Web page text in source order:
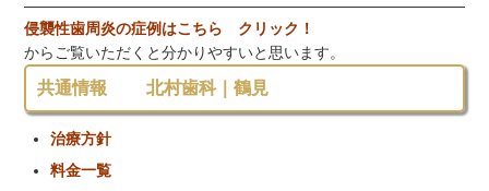
侵襲性歯周炎の症例はこちら クリック！
からご覧いただくと分かりやすいと思います。
共通情報 北村歯科｜鶴見
治療方針
料金一覧